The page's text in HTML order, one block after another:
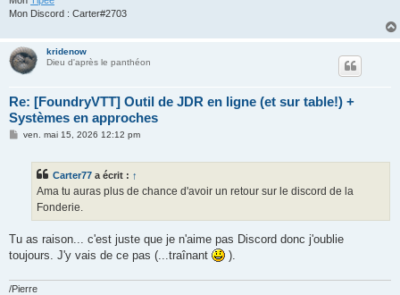
Mon Discord : Carter#2703
kridenow
Dieu d'après le panthéon
Re: [FoundryVTT] Outil de JDR en ligne (et sur table!) +
Systèmes en approches
Mven. mai 15, 2026 12:12 pm
Carter77 a écrit : ↑
Ama tu auras plus de chance d'avoir un retour sur le discord de la
Fonderie.
Tu as raison... c'est juste que je n'aime pas Discord donc j'oublie
toujours. J'y vais de ce pas (...traînant
).
/Pierre